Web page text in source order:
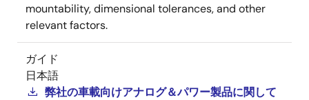
mountability, dimensional tolerances, and other
relevant factors.
ガイド
日本語
弊社の車載向けアナログ＆パワー製品に関して